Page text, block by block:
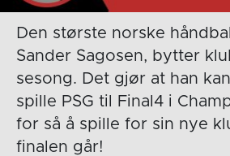
Den største norske
Sander Sagosen, bytter
sesong. Det gjør at han
spille PSG til Final4 i
for så å spille for sin nye
finalen går!